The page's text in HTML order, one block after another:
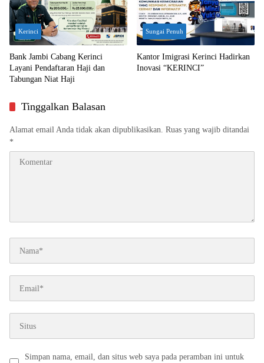
Kerinci
Bank Jambi Cabang Kerinci
Layani Pendaftaran Haji dan
Tabungan Niat Haji
Sungai Penuh
Kantor Imigrasi Kerinci Hadirkan
Inovasi “KERINCI”
Tinggalkan Balasan
Alamat email Anda tidak akan dipublikasikan. Ruas yang wajib ditandai
*
Simpan nama, email, dan situs web saya pada peramban ini untuk